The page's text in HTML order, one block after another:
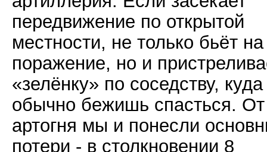
передвижение по открытой
местности, не только бьёт на
поражение, но и
«зелёнку» по соседству, куда
обычно бежишь спасться.
артогня мы и понесли
потери - в столкновении 8